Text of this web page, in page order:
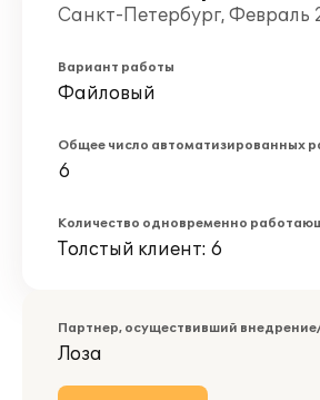
Санкт-Петербург, Февраль
Вариант работы
Файловый
Общее число автоматизированных
6
Количество одновременно
Толстый клиент: 6
Партнер, осуществивший
Лоза